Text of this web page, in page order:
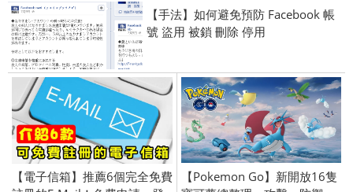
【手法】如何避免預防 Facebook 帳
號 盜用 被鎖 刪除 停用
【電子信箱】推薦6個完全免費
【Pokemon Go】新開放16隻